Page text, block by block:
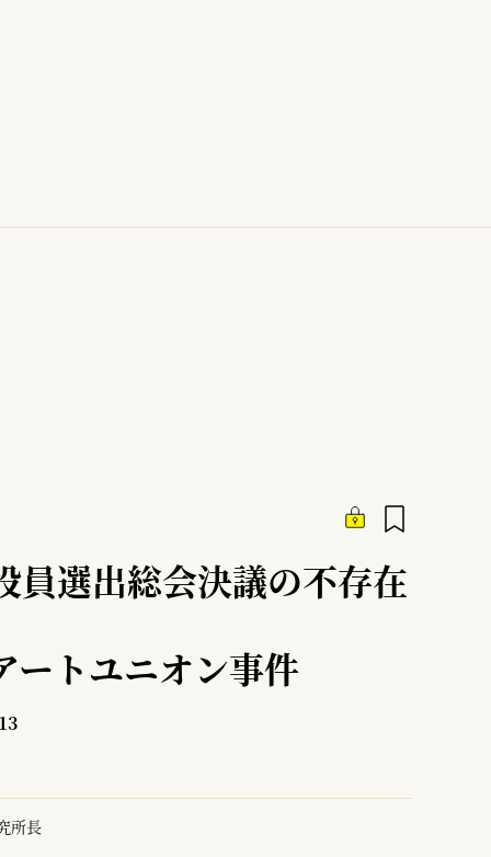
員選出総会決議の不存在
ートユニオン事件
所長